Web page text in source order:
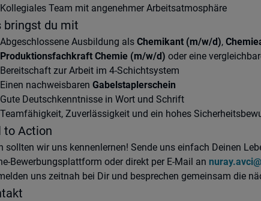
Kollegiales Team mit angenehmer Arbeitsatmosphäre
bringst du mit
Abgeschlossene Ausbildung als Chemikant (m/w/d),
Produktionsfachkraft Chemie (m/w/d) oder eine
Bereitschaft zur Arbeit im 4-Schichtsystem
Einen nachweisbaren Gabelstaplerschein
Gute Deutschkenntnisse in Wort und Schrift
Teamfähigkeit, Zuverlässigkeit und ein hohes
to Action
sollten wir uns kennenlernen! Sende uns einfach Deinen
Bewerbungsplattform oder direkt per E-Mail an
uns zeitnah bei Dir und besprechen gemeinsam die